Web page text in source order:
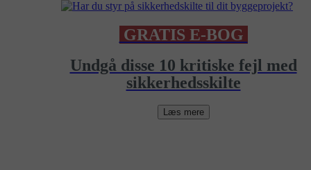
GRATIS E-BOG
Undgå disse 10 kritiske fejl med
sikkerhedsskilte
Læs mere